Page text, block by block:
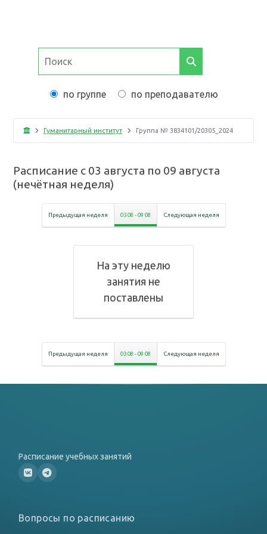
по группе по преподавателю
Гуманитарный институт Группа № 3834101/20305_2024
Расписание с 03 августа по 09 августа
(нечётная неделя)
Предыдущая неделя 03 08 -09 08 Следующая неделя
На эту неделю
занятия не
поставлены
Предыдущая неделя 03 08 -09 08 Следующая неделя
Расписание учебных занятий
Вопросы по расписанию